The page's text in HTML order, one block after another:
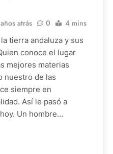
atrás 0 4 mins
tierra andaluza y sus
conoce el lugar
mejores materias
nuestro de las
siempre en
Así le pasó a
Un hombre…